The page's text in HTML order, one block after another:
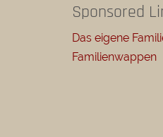
Sponsored
Das eigene
Familienwappen